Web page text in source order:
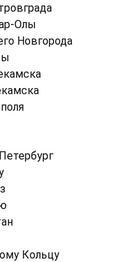
Олы
Новгорода
Кольцу